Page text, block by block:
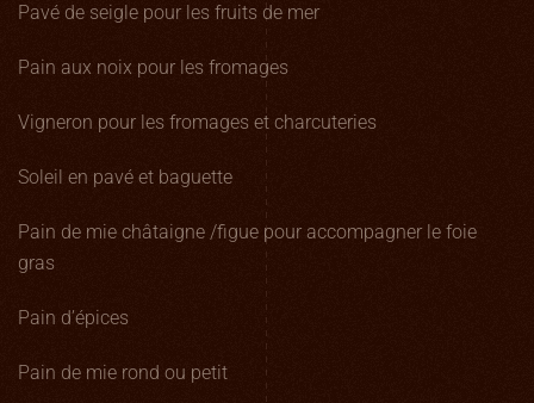
Pavé de seigle pour les fruits de mer
Pain aux noix pour les fromages
Vigneron pour les fromages et charcuteries
Soleil en pavé et baguette
Pain de mie châtaigne /figue pour accompagner le foie
gras
Pain d’épices
Pain de mie rond ou petit